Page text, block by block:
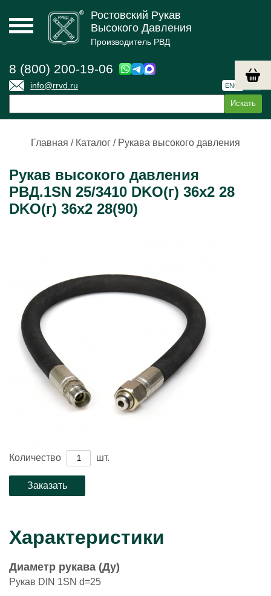
Ростовский Рукав
Высокого Давления
Производитель РВД
8 (800) 200-19-06
info@rrvd.ru ENG
Главная / Каталог / Рукава высокого давления
Рукав высокого давления
РВД.1SN 25/3410 DKO(г) 36х2 28
DKO(г) 36х2 28(90)
Количество шт.
Характеристики
Диаметр рукава (Ду)
Рукав DIN 1SN d=25